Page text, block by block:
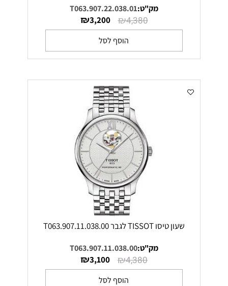
מק"ט:T063.907.22.038.01
₪4,380
₪3,200
הוסף לסל
שעון טיסו TISSOT לגבר T063.907.11.038.00
מק"ט:T063.907.11.038.00
₪4,380
₪3,100
הוסף לסל